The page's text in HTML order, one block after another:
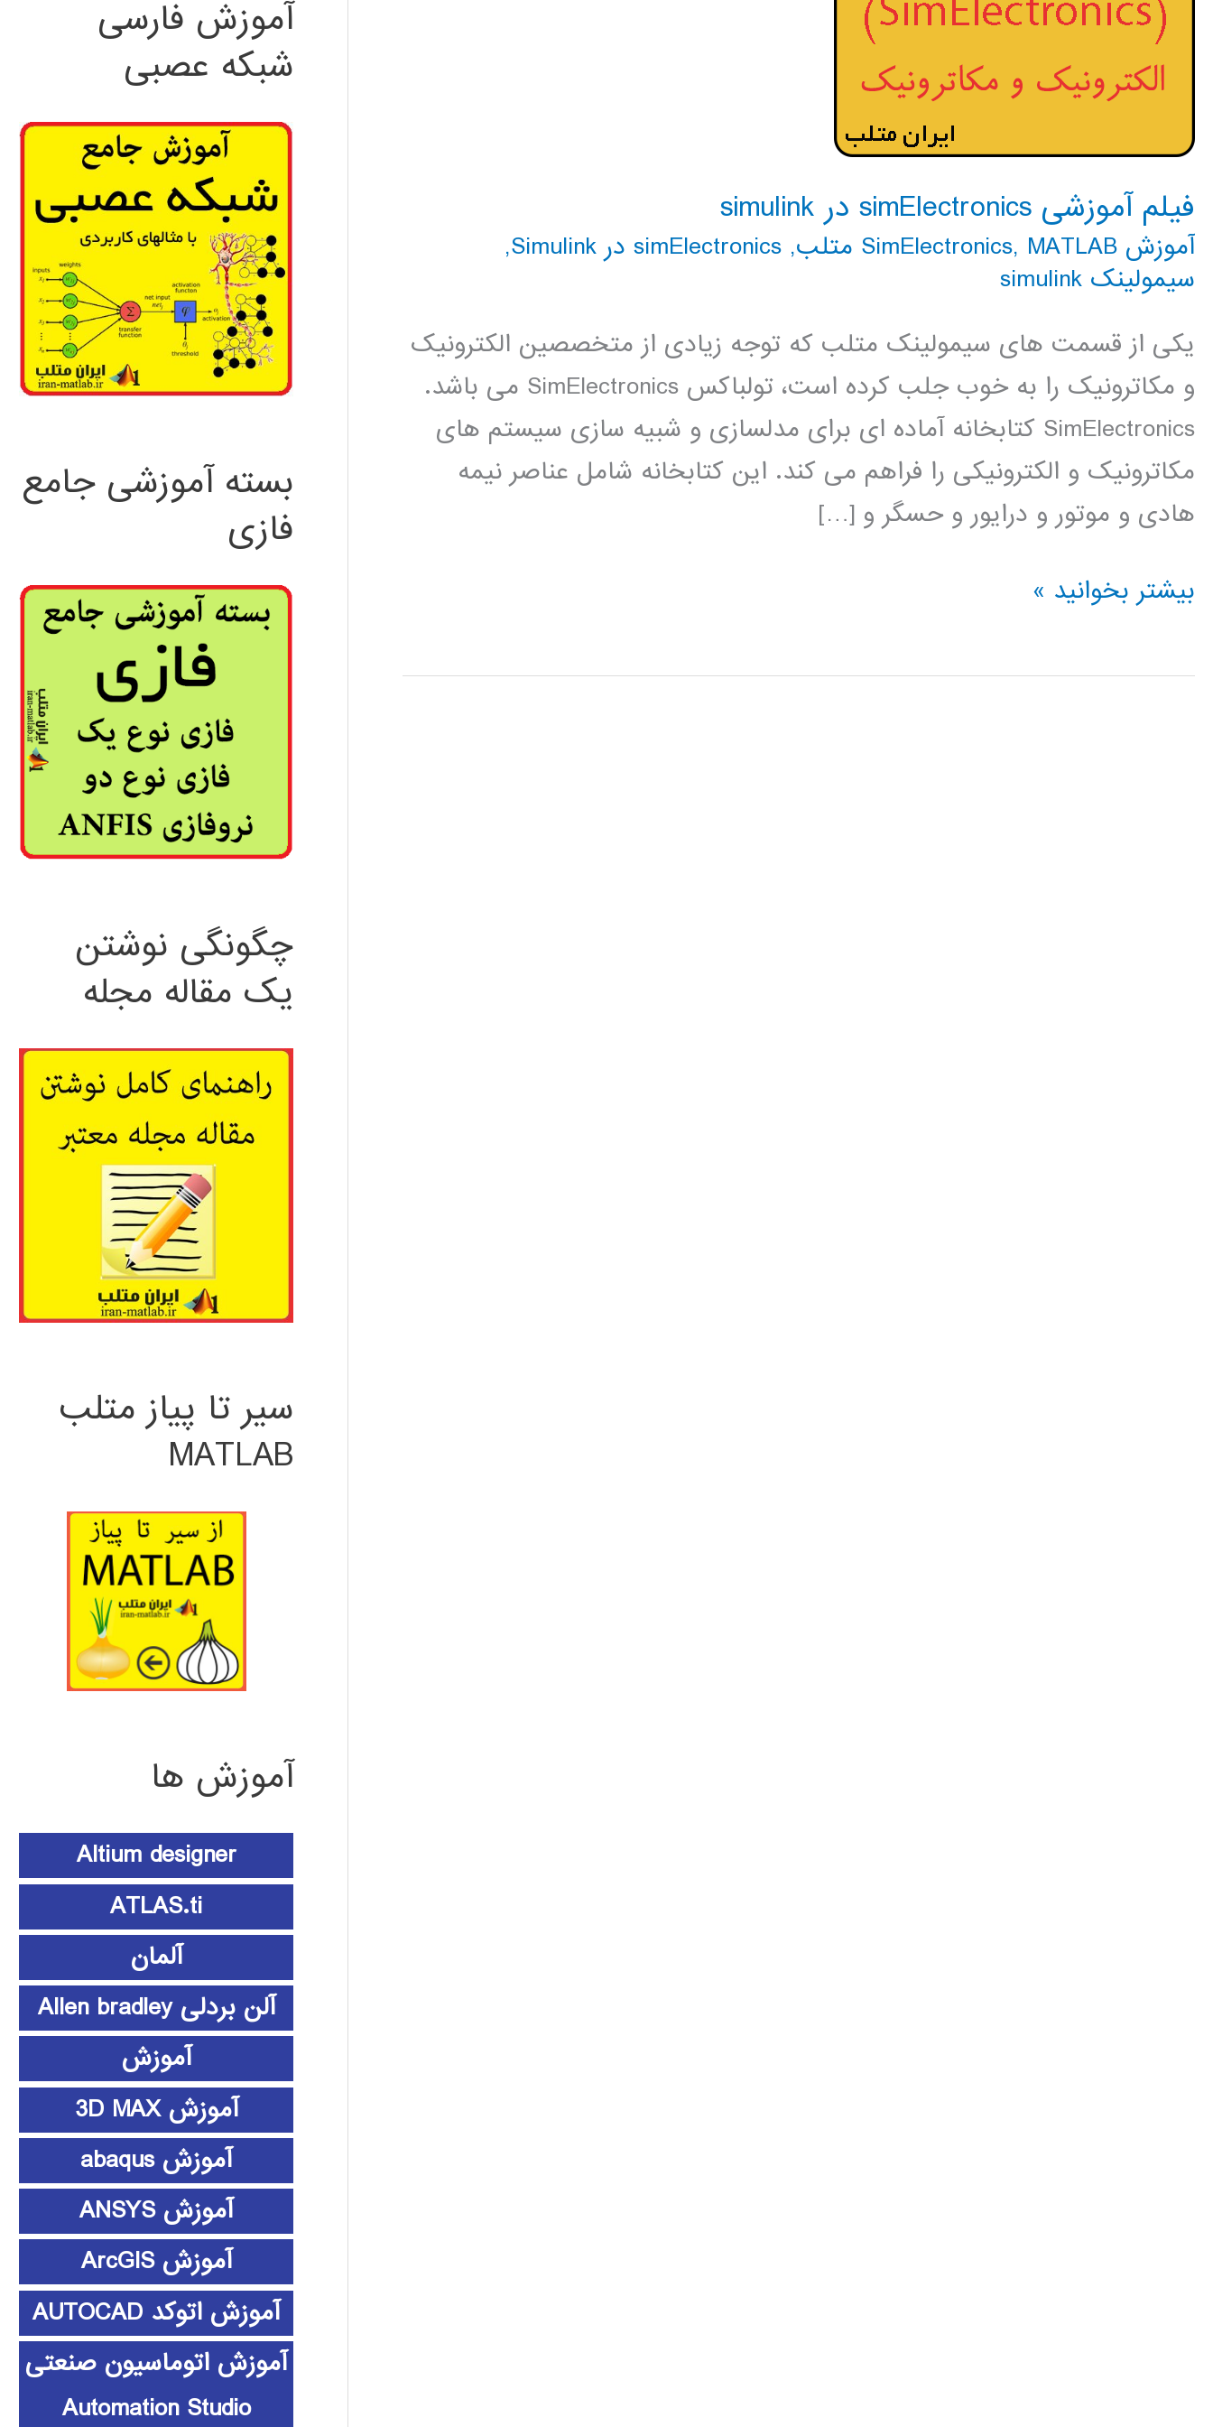
فیلم آموزشی simElectronics در simulink
آموزش SimElectronics , MATLAB متلب , simElectronics در Simulink
,
سیمولینک simulink
یکی از قسمت های سیمولینک متلب که توجه زیادی از متخصصین الکترونیک
و مکاترونیک را به خوب جلب کرده است، تولباکس SimElectronics می باشد.
SimElectronics کتابخانه آماده ای برای مدلسازی و شبیه سازی سیستم های
مکاترونیک و الکترونیکی را فراهم می کند. این کتابخانه شامل عناصر نیمه
هادی و موتور و درایور و حسگر و […]
فیلم
simElectronics
بیشتر بخوانید »
آموزش فارسی
شبکه عصبی
بسته آموزشی جامع
فازی
چگونگی نوشتن
یک مقاله مجله
سیر تا پیاز متلب
MATLAB
آموزش ها
Altium designer
ATLAS.ti
آلمان
آلن بردلی Allen bradley
آموزش
آموزش 3D MAX
آموزش abaqus
آموزش ANSYS
آموزش ArcGIS
آموزش اتوکد AUTOCAD
آموزش اتوماسیون صنعتی
Automation Studio